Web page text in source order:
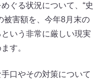
ぐる状況について、“史
被害額を、今年8月末の
いう非常に厳しい現実
す。
口やその対策について